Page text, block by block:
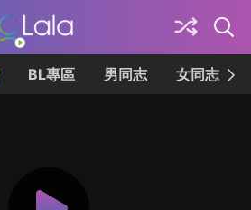
BL專區 男同志 女同志